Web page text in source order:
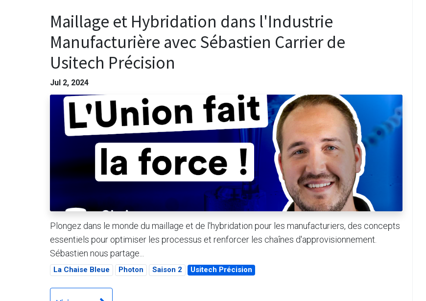
Maillage et Hybridation dans l'Industrie
Manufacturière avec Sébastien Carrier de
Usitech Précision
Jul 2, 2024
Plongez dans le monde du maillage et de l'hybridation pour les manufacturiers, des concepts
essentiels pour optimiser les processus et renforcer les chaînes d'approvisionnement.
Sébastien nous partage...
La Chaise Bleue Photon Saison 2 Usitech Précision